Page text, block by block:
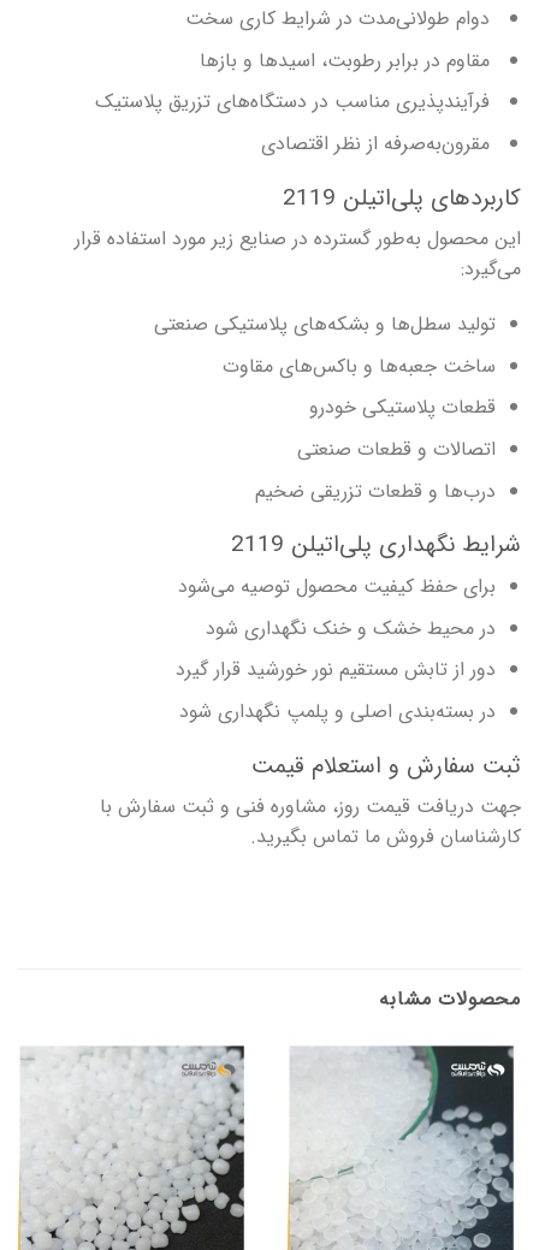
دوام طولانی‌مدت در شرایط کاری سخت
مقاوم در برابر رطوبت، اسیدها و بازها
فرآیند‌پذیری مناسب در دستگاه‌های تزریق پلاستیک
مقرون‌به‌صرفه از نظر اقتصادی
کاربردهای پلی‌اتیلن 2119
این محصول به‌طور گسترده در صنایع زیر مورد استفاده قرار
می‌گیرد:
تولید سطل‌ها و بشکه‌های پلاستیکی صنعتی
ساخت جعبه‌ها و باکس‌های مقاوت
قطعات پلاستیکی خودرو
اتصالات و قطعات صنعتی
درب‌ها و قطعات تزریقی ضخیم
شرایط نگهداری پلی‌اتیلن 2119
برای حفظ کیفیت محصول توصیه می‌شود
در محیط خشک و خنک نگهداری شود
دور از تابش مستقیم نور خورشید قرار گیرد
در بسته‌بندی اصلی و پلمپ نگهداری شود
ثبت سفارش و استعلام قیمت
جهت دریافت قیمت روز، مشاوره فنی و ثبت سفارش با
کارشناسان فروش ما تماس بگیرید.
محصولات مشابه